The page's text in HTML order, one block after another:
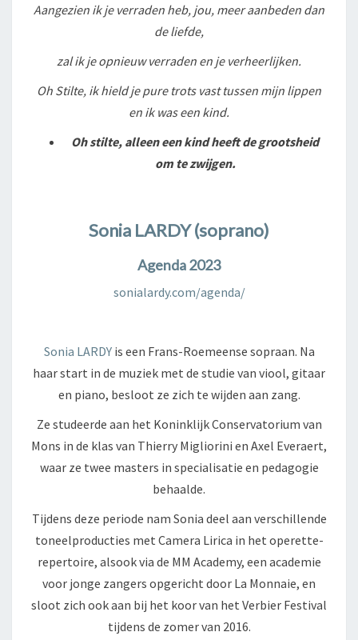
Aangezien ik je verraden heb, jou, meer aanbeden dan
de liefde,
zal ik je opnieuw verraden en je verheerlijken.
Oh Stilte, ik hield je pure trots vast tussen mijn lippen
en ik was een kind.
Oh stilte, alleen een kind heeft de grootsheid
om te zwijgen.
Sonia LARDY (soprano)
Agenda 2023
sonialardy.com/agenda/
Sonia LARDYis een Frans-Roemeense sopraan. Na
haar start in de muziek met de studie van viool, gitaar
en piano, besloot ze zich te wijden aan zang.
Ze studeerde aan het Koninklijk Conservatorium van
Mons in de klas van Thierry Migliorini en Axel Everaert,
waar ze twee masters in specialisatie en pedagogie
behaalde.
Tijdens deze periode nam Sonia deel aan verschillende
toneelproducties met Camera Lirica in het operette-
repertoire, alsook via de MM Academy, een academie
voor jonge zangers opgericht door La Monnaie, en
sloot zich ook aan bij het koor van het Verbier Festival
tijdens de zomer van 2016.